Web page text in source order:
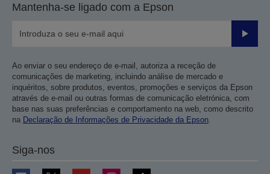
Mantenha-se ligado com a Epson
Enviar
Ao enviar o seu endereço de e-mail, autoriza a receção de
comunicações de marketing, incluindo análise de mercado e
inquéritos, sobre produtos, eventos, promoções e serviços da Epson
através de e-mail ou outras formas de comunicação eletrónica, com
base nas suas preferências e comportamento na web, como descrito
na Declaração de Informações de Privacidade da Epson
Siga-nos